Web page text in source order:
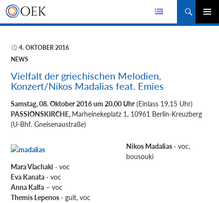
Suchen
ZUM
4. OKTOBER 2016
NEWS
Vielfalt der griechischen Melodien,
Konzert/Nikos Madalias feat. Emies
Samstag, 08. Oktober 2016 um 20.00 Uhr(Einlass 19.15 Uhr)
PASSIONSKIRCHE, Marheinekeplatz 1, 10961 Berlin-Kreuzberg
(U-Bhf. Gneisenaustraße)
Nikos Madalias · voc,
bousouki
Mara Vlachaki · voc
Eva Kanata · voc
Anna Kalfa – voc
Themis Lepenos · guit, voc